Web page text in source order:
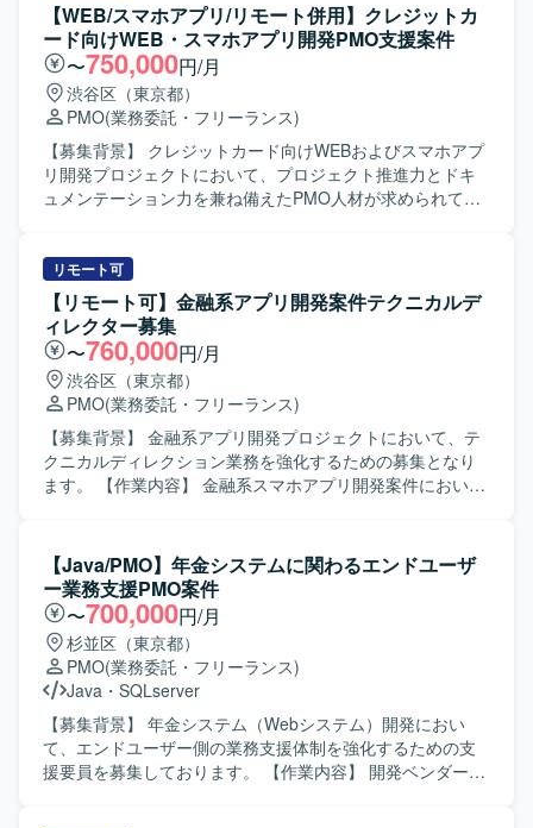
【WEB/スマホアプリ/リモート併用】クレジットカ
ード向けWEB・スマホアプリ開発PMO支援案件
〜750,000円/月
渋谷区（東京都）
PMO(業務委託・フリーランス)
【募集背景】 クレジットカード向けWEBおよびスマホアプ
リ開発プロジェクトにおいて、プロジェクト推進力とドキ
ュメンテーション力を兼ね備えたPMO人材が求められてい
ジェクト推進を行って頂きます。 クライアント内での仕様
調整、関係者からの情報収集、タスクコントロール、業務
要件の資料化、課題管理、開発管理、ベンダー管理などを
担当して頂きます。 また、RFPや課題検討に関する資料、
QA質疑や仕様検討に関する各種資料の作成など、ドキュメ
ンテーション業務も担って頂きます。 【求める人物像】 主
体的に情報を取りに行き、関係者と円滑にコミュニケーシ
ョンを図りながらタスクを推進できる方を求めておりま
す。 複数の施策が並走する状況下でも関係性を整理しなが
ら業務を進められる方、ドキュメント作成に積極的に取り
おいて、上流から一連のプロジェクト推進に関わることが
できます。 業務・事業側とシステム側の両方と関わりなが
ら、要件整理や仕様調整のスキルを高めることができる環
境です。 【開発環境】 WEBおよびスマホアプリを対象とし
たシステム開発プロジェクトとなり、複数ベンダーが参画
する環境での開発・管理体制となります。
リモート可
【リモート可】金融系アプリ開発案件テクニカルデ
ィレクター募集
〜760,000円/月
渋谷区（東京都）
PMO(業務委託・フリーランス)
【募集背景】 金融系アプリ開発プロジェクトにおいて、テ
クニカルディレクション業務を強化するための募集となり
ます。 【作業内容】 金融系スマホアプリ開発案件におい
務をご担当いただきます。開発標準に則ったプロジェクト
進行や、リリースまでの各工程における調整・管理を行っ
ていただきます。 【求める人物像】 ステークホルダーと円
滑にコミュニケーションを取りながら、複数の関係者を巻
き込みプロジェクトを推進できる方を求めています。スマ
ホアプリ開発の工程やリリースフローへの理解があり、課
題発見から解決まで主体的に動ける方が望ましいです。
【ポジションの魅力】 金融系という高い品質が求められる
領域で、スマホアプリ開発プロジェクトの上流工程から関
わることができます。テクニカルディレクターとして、仕
【Java/PMO】年金システムに関わるエンドユーザ
ー業務支援PMO案件
〜700,000円/月
杉並区（東京都）
PMO(業務委託・フリーランス)
Java ・ SQLserver
【募集背景】 年金システム（Webシステム）開発におい
て、エンドユーザー側の業務支援体制を強化するための支
援要員を募集しております。 【作業内容】 開発ベンダーが